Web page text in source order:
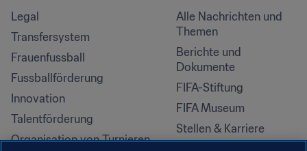
Legal
Transfersystem
Frauenfussball
Fussballförderung
Innovation
Talentförderung
Organisation von Turnieren
Alle Nachrichten und
Themen
Berichte und
Dokumente
FIFA-Stiftung
FIFA Museum
Stellen & Karriere